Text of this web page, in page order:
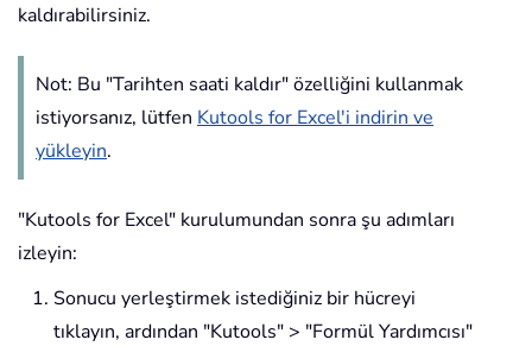
kaldırabilirsiniz.
Not: Bu "Tarihten saati kaldır" özelliğini kullanmak
istiyorsanız, lütfen Kutools for Excel'i indirin ve
yükleyin.
"Kutools for Excel" kurulumundan sonra şu adımları
izleyin:
Sonucu yerleştirmek istediğiniz bir hücreyi
tıklayın, ardından "Kutools" > "Formül Yardımcısı"